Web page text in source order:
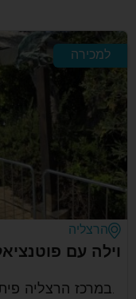
למכירה
הרצליה
וילה עם
.במרכז הרצליה